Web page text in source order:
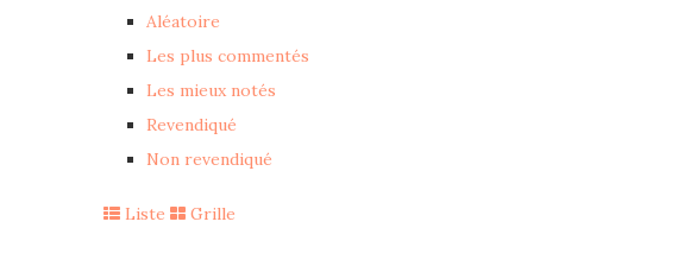
Aléatoire
Les plus commentés
Les mieux notés
Revendiqué
Non revendiqué
Liste Grille